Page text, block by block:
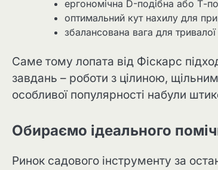
ергономічна D-подібна або Т-
оптимальний кут нахилу для
збалансована вага для
Саме тому лопата від Фіскарс
завдань – роботи з цілиною,
особливої популярності набули
Обираємо ідеального
Ринок садового інструменту за